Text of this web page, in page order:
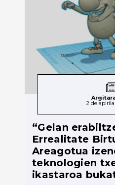
2 de apirila
“Gelan
Errealitate
Areagotua
teknologien
ikastaroa